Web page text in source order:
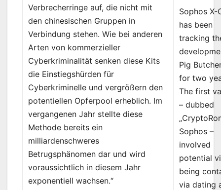
Verbrecherringe auf, die nicht mit
den chinesischen Gruppen in
Verbindung stehen. Wie bei anderen
Arten von kommerzieller
Cyberkriminalität senken diese Kits
die Einstiegshürden für
Cyberkriminelle und vergrößern den
potentiellen Opferpool erheblich. Im
vergangenen Jahr stellte diese
Methode bereits ein
milliardenschweres
Betrugsphänomen dar und wird
voraussichtlich in diesem Jahr
exponentiell wachsen.“
Sophos X-
has been
tracking
Pig
for two
The first
– dubbed
Sophos –
involved
potential
being
via dating